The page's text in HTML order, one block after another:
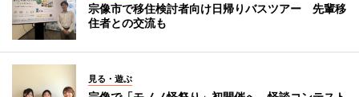
宗像市で移住検討者向け日帰りバスツアー 先輩移
住者との交流も
見る・遊ぶ